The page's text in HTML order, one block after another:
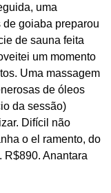
uma
goiaba preparou
de sauna feita
um momento
Uma massagem
de óleos
da sessão)
Difícil não
o el ramento, do
R$890. Anantara